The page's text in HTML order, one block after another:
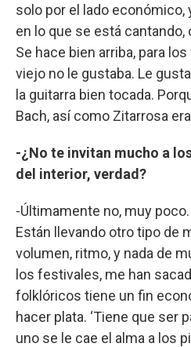
solo por el lado económico,
en lo que se está cantando,
Se hace bien arriba, para
viejo no le gustaba. Le
la guitarra bien tocada.
Bach, así como Zitarrosa
-¿No te invitan mucho a
del interior, verdad?
-Últimamente no, muy
Están llevando otro tipo de
volumen, ritmo, y nada de
los festivales, me han
folklóricos tiene un fin
hacer plata. ‘Tiene que ser
uno se le cae el alma a los